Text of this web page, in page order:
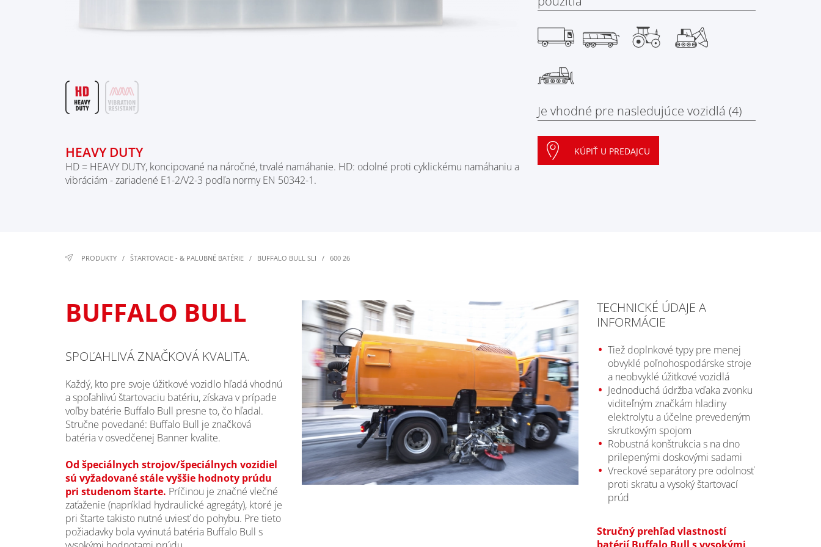
HEAVY DUTY
HD = HEAVY DUTY, koncipované na náročné, trvalé namáhanie. HD: odolné proti cyklickému namáhaniu a
vibráciám - zariadené E1-2/V2-3 podľa normy EN 50342-1.
Je vhodné pre nasledujúce vozidlá (4)
KÚPIŤ U PREDAJCU
PRODUKTY / ŠTARTOVACIE - & PALUBNÉ BATÉRIE / BUFFALO BULL SLI / 600 26
BUFFALO BULL
SPOĽAHLIVÁ ZNAČKOVÁ KVALITA.
Každý, kto pre svoje úžitkové vozidlo hľadá vhodnú
a spoľahlivú štartovaciu batériu, získava v prípade
voľby batérie Buffalo Bull presne to, čo hľadal.
Stručne povedané: Buffalo Bull je značková
batéria v osvedčenej Banner kvalite.
Od špeciálnych strojov/špeciálnych vozidiel
sú vyžadované stále vyššie hodnoty prúdu
pri studenom štarte. Príčinou je značné vlečné
zaťaženie (napríklad hydraulické agregáty), ktoré je
pri štarte takisto nutné uviesť do pohybu. Pre tieto
požiadavky bola vyvinutá batéria Buffalo Bull s
TECHNICKÉ ÚDAJE A
INFORMÁCIE
Tiež doplnkové typy pre menej
obvyklé poľnohospodárske stroje
a neobvyklé úžitkové vozidlá
Jednoduchá údržba vďaka zvonku
viditeľným značkám hladiny
elektrolytu a účelne prevedeným
skrutkovým spojom
Robustná konštrukcia s na dno
prilepenými doskovými sadami
Vreckové separátory pre odolnosť
proti skratu a vysoký štartovací
prúd
Stručný prehľad vlastností